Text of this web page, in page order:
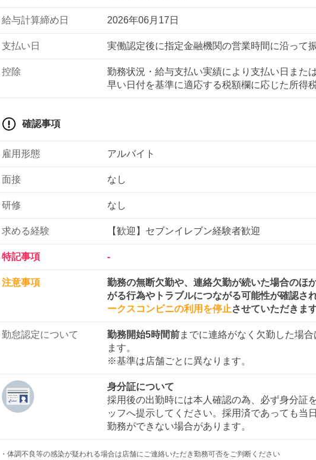
給与計算締め日 2026年06月17日
支払い日 実働認定後に指定金融機関の営業時間に沿って
控除
勤務状況・給与支払い実績により支払い日また
早い日付を基準に適応する税額欄に応じた所得
確認事項
雇用形態 アルバイト
面接 なし
研修 なし
求める経験 【歓迎】セブンイレブン経験者歓迎
特記事項 -
注意事項
勤務の無断欠勤や、連絡欠勤が続いた場合のほ
がる行為やトラブルにつながる可能性が確認さ
ークスコンビニの利用を停止させていただきます
勤怠認定について 勤務開始5時間前までに連絡がなく欠勤した場
ます。
※基準は店舗ごとに異なります。
身分証について
採用後の出勤時には本人確認の為、必ず身分証
ッフへ提示してください。採用済であっても当
勤務ができない場合があります。
・体調不良等の感染が疑われる場合は店舗にご連絡いただき勤務可否をご判断ください